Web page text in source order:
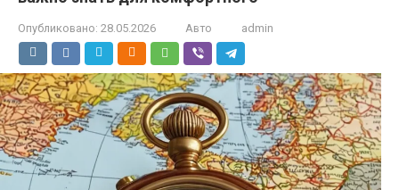
Опубликовано: 28.05.2026 Авто admin